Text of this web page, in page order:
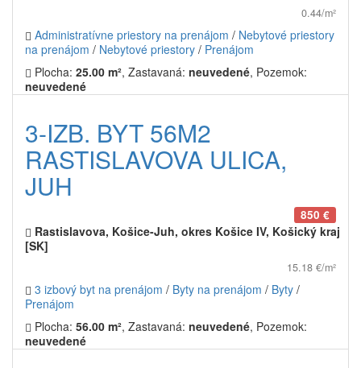
0.44/m²
Administratívne priestory na prenájom / Nebytové priestory
na prenájom / Nebytové priestory / Prenájom
Plocha: 25.00 m², Zastavaná: neuvedené, Pozemok:
neuvedené
3-IZB. BYT 56M2
RASTISLAVOVA ULICA,
JUH
850 €
Rastislavova, Košice-Juh, okres Košice IV, Košický kraj
[SK]
15.18 €/m²
3 izbový byt na prenájom / Byty na prenájom / Byty /
Prenájom
Plocha: 56.00 m², Zastavaná: neuvedené, Pozemok:
neuvedené